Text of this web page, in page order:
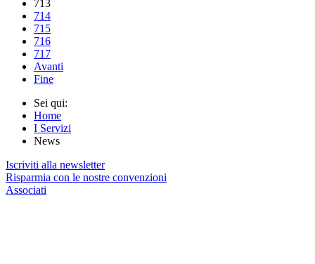
713
714
715
716
717
Avanti
Fine
Sei qui:
Home
I Servizi
News
Iscriviti alla newsletter
Risparmia con le nostre convenzioni
Associati